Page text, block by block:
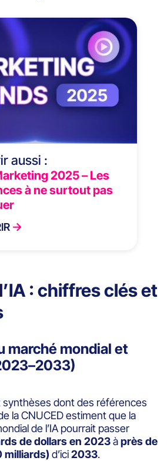
aussi :
2025 – Les
à ne surtout pas
: chiffres clés et
marché mondial et
synthèses dont des références
la CNUCED estiment que la
de l’IA pourrait passer
de dollars en 2023àprès de
milliards) d’ici2033.